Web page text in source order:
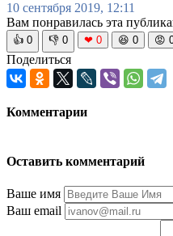
10 сентября 2019, 12:11
Вам понравилась эта
👍 0 👎 0 ❤ 0 😆 0 😡
Поделиться
Комментарии
Оставить комментарий
Ваше имя
Ваш email